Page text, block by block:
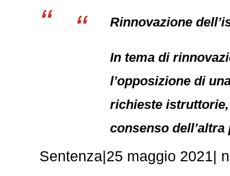
Rinnovazione
In tema di
l’opposizione di
richieste
consenso
Sentenza|25 maggio 2021|